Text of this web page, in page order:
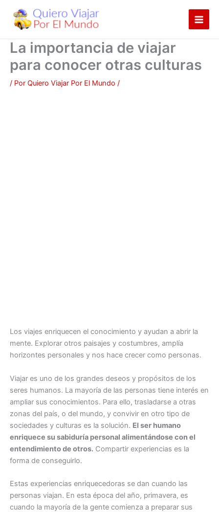
contenido
La importancia de viajar
para conocer otras culturas
/ Por Quiero Viajar Por El Mundo /
Los viajes enriquecen el conocimiento y ayudan a abrir la
mente. Explorar otros paisajes y costumbres, amplía
horizontes personales y nos hace crecer como personas.
Viajar es uno de los grandes deseos y propósitos de los
seres humanos. La mayoría de las personas tiene interés en
ampliar sus conocimientos. Para ello, trasladarse a otras
zonas del país, o del mundo, y convivir en otro tipo de
sociedades y culturas es la solución. El ser humano
enriquece su sabiduría personal alimentándose con el
entendimiento de otros. Compartir experiencias es la
forma de conseguirlo.
Estas experiencias enriquecedoras se dan cuando las
personas viajan. En esta época del año, primavera, es
cuando la mayoría de la gente comienza a preparar sus